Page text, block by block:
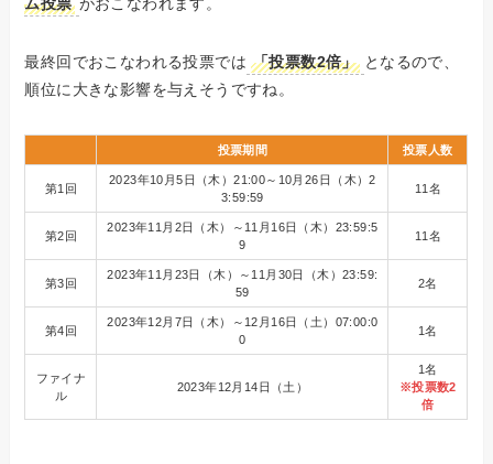
最終回でおこなわれる投票では 「投票数2倍」 となるので、
順位に大きな影響を与えそうですね。
投票期間 投票人数
第1回
2023年10月5日（木）21:00～10月26日（木）2
3:59:59
11名
第2回
2023年11月2日（木）～11月16日（木）23:59:5
9
11名
第3回
2023年11月23日（木）～11月30日（木）23:59:
59
2名
第4回
2023年12月7日（木）～12月16日（土）07:00:0
0
1名
ファイナ
ル
2023年12月14日（土）
1名
※投票数2
倍